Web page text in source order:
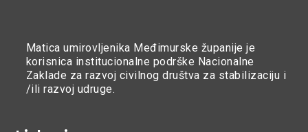
Matica umirovljenika Međimurske županije je
korisnica institucionalne podrške Nacionalne
Zaklade za razvoj civilnog društva za stabilizaciju i
/ili razvoj udruge.